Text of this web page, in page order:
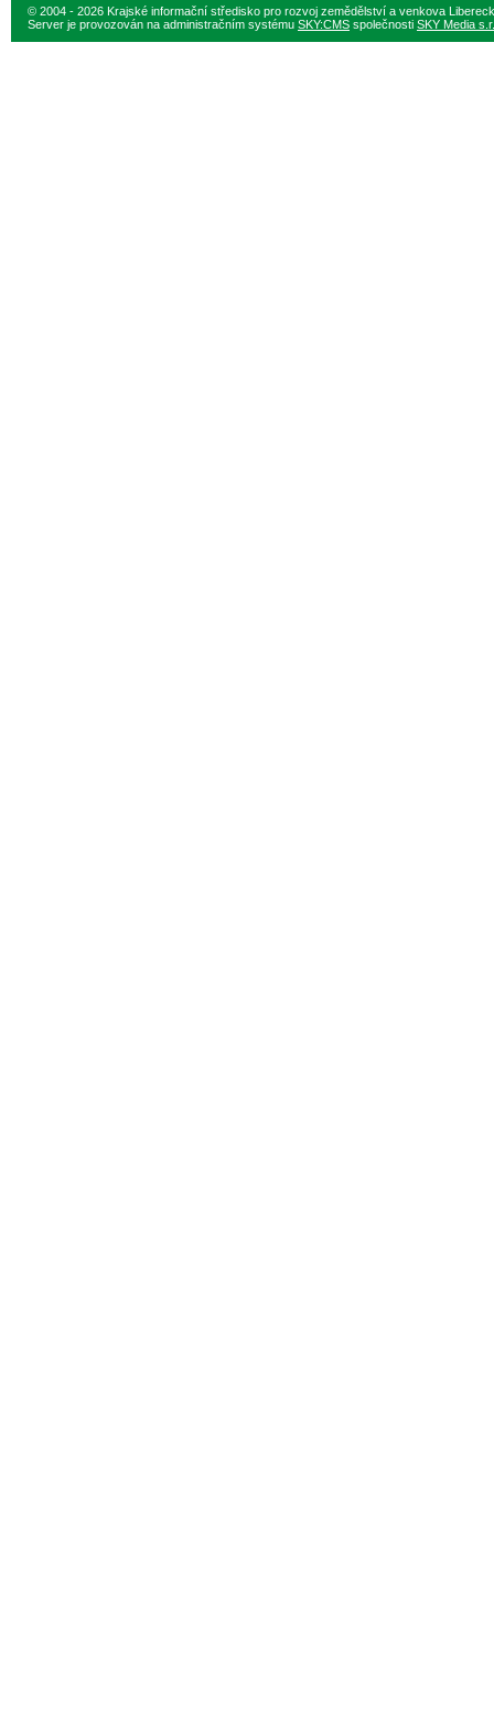
© 2004 - 2026 Krajské informační středisko pro rozvoj zemědělství a venkova
Server je provozován na administračním systému SKY:CMS společnosti SKY Media